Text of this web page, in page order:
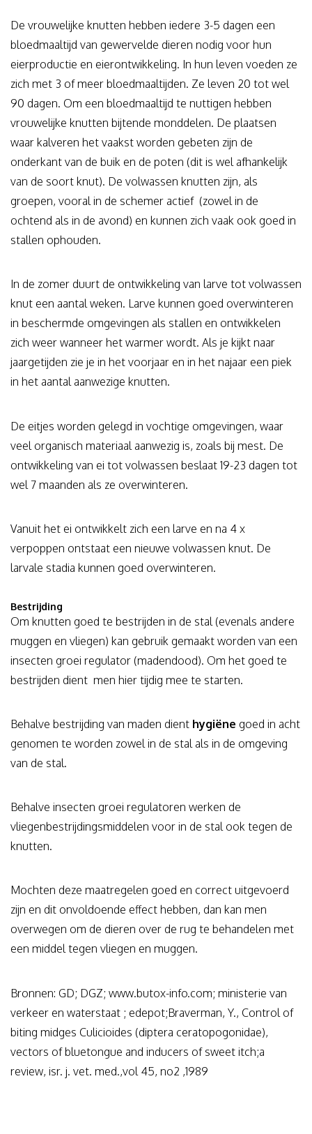
De vrouwelijke knutten hebben iedere 3-5 dagen een
bloedmaaltijd van gewervelde dieren nodig voor hun
eierproductie en eierontwikkeling. In hun leven voeden ze
zich met 3 of meer bloedmaaltijden. Ze leven 20 tot wel
90 dagen. Om een bloedmaaltijd te nuttigen hebben
vrouwelijke knutten bijtende monddelen. De plaatsen
waar kalveren het vaakst worden gebeten zijn de
onderkant van de buik en de poten (dit is wel afhankelijk
van de soort knut). De volwassen knutten zijn, als
groepen, vooral in de schemer actief (zowel in de
ochtend als in de avond) en kunnen zich vaak ook goed in
stallen ophouden.
In de zomer duurt de ontwikkeling van larve tot volwassen
knut een aantal weken. Larve kunnen goed overwinteren
in beschermde omgevingen als stallen en ontwikkelen
zich weer wanneer het warmer wordt. Als je kijkt naar
jaargetijden zie je in het voorjaar en in het najaar een piek
in het aantal aanwezige knutten.
De eitjes worden gelegd in vochtige omgevingen, waar
veel organisch materiaal aanwezig is, zoals bij mest. De
ontwikkeling van ei tot volwassen beslaat 19-23 dagen tot
wel 7 maanden als ze overwinteren.
Vanuit het ei ontwikkelt zich een larve en na 4 x
verpoppen ontstaat een nieuwe volwassen knut. De
larvale stadia kunnen goed overwinteren.
Bestrijding
Om knutten goed te bestrijden in de stal (evenals andere
muggen en vliegen) kan gebruik gemaakt worden van een
insecten groei regulator (madendood). Om het goed te
bestrijden dient men hier tijdig mee te starten.
Behalve bestrijding van maden dient hygiëne goed in acht
genomen te worden zowel in de stal als in de omgeving
van de stal.
Behalve insecten groei regulatoren werken de
vliegenbestrijdingsmiddelen voor in de stal ook tegen de
knutten.
Mochten deze maatregelen goed en correct uitgevoerd
zijn en dit onvoldoende effect hebben, dan kan men
overwegen om de dieren over de rug te behandelen met
een middel tegen vliegen en muggen.
Bronnen: GD; DGZ; www.butox-info.com; ministerie van
verkeer en waterstaat ; edepot;Braverman, Y., Control of
biting midges Culicioides (diptera ceratopogonidae),
vectors of bluetongue and inducers of sweet itch;a
review, isr. j. vet. med.,vol 45, no2 ,1989